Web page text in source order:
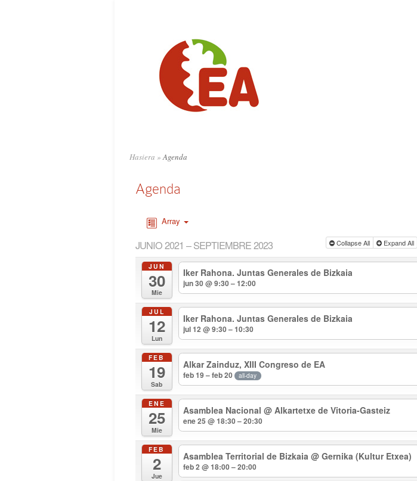
Hasiera »Agenda
Agenda
Array
JUNIO 2021 – SEPTIEMBRE 2023 Collapse All Expand All
JUN
30
Mie
Iker Rahona. Juntas Generales de Bizkaia
jun 30 @ 9:30 – 12:00
JUL
12
Lun
Iker Rahona. Juntas Generales de Bizkaia
jul 12 @ 9:30 – 10:30
FEB
19
Sab
Alkar Zainduz, XIII Congreso de EA
feb 19 – feb 20 all-day
ENE
25
Mie
Asamblea Nacional@ Alkartetxe de Vitoria-Gasteiz
ene 25 @ 18:30 – 20:30
FEB
2
Jue
Asamblea Territorial de Bizkaia@ Gernika (Kultur Etxea)
feb 2 @ 18:00 – 20:00